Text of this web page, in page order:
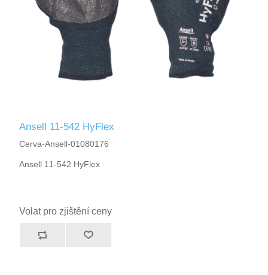
Ansell 11-542 HyFlex
Cerva-Ansell-01080176
Ansell 11-542 HyFlex
Volat pro zjištění ceny